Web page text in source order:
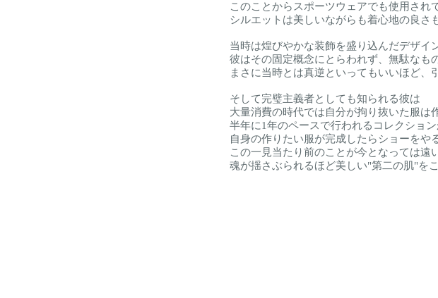
このことからスポーツウェアでも使用され
シルエットは美しいながらも着心地の良さ
当時は煌びやかな装飾を盛り込んだデザイ
彼はその固定概念にとらわれず、無駄なも
まさに当時とは真逆といってもいいほど、
そして完璧主義者としても知られる彼は
大量消費の時代では自分が拘り抜いた服は
半年に1年のペースで行われるコレクショ
自身の作りたい服が完成したらショーをや
この一見当たり前のことが今となっては遠
魂が揺さぶられるほど美しい"第二の肌"を